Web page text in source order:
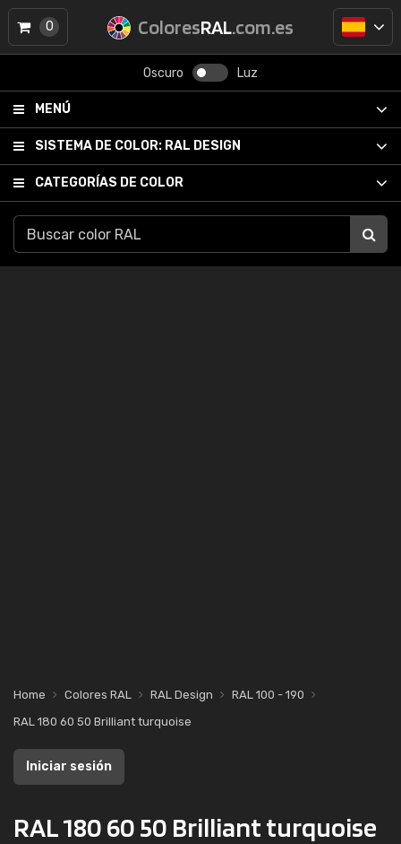
ColoresRAL.com.es
Oscuro Luz
MENÚ
SISTEMA DE COLOR: RAL DESIGN
CATEGORÍAS DE COLOR
0
Home Colores RAL RAL Design
RAL 100 - 190
RAL 180 60 50 Brilliant turquoise
Iniciar sesión
RAL 180 60 50 Brilliant turquoise